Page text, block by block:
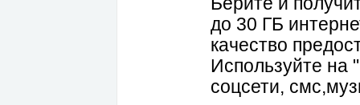
до 30 ГБ
качество
Используйте на
соцсети,